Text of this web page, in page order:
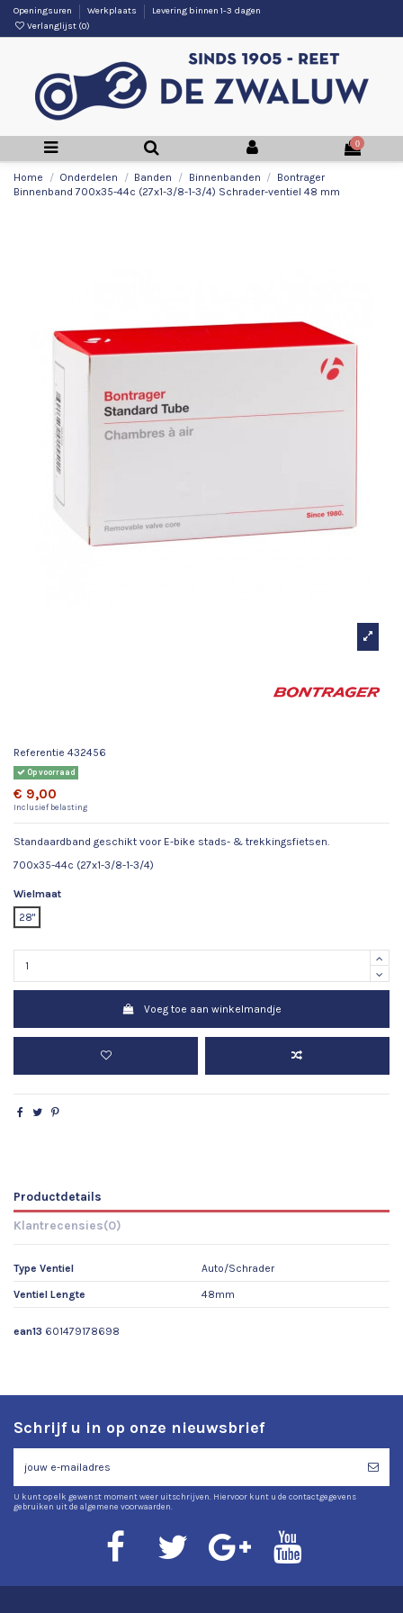
Openingsuren Werkplaats
Levering binnen 1-3 dagen
Verlanglijst (0)
0
Home Onderdelen Banden Binnenbanden
Bontrager
Binnenband 700x35-44c (27x1-3/8-1-3/4) Schrader-ventiel 48 mm
Referentie 432456
Op voorraad
€ 9,00
Inclusief belasting
Standaardband geschikt voor E-bike stads- & trekkingsfietsen.
700x35-44c (27x1-3/8-1-3/4)
Wielmaat
28"
Voeg toe aan winkelmandje
Productdetails
Klantrecensies(0)
Type Ventiel Auto/Schrader
Ventiel Lengte 48mm
ean13 601479178698
Schrijf u in op onze nieuwsbrief
U kunt op elk gewenst moment weer uitschrijven. Hiervoor kunt u de contactgegevens
gebruiken uit de algemene voorwaarden.